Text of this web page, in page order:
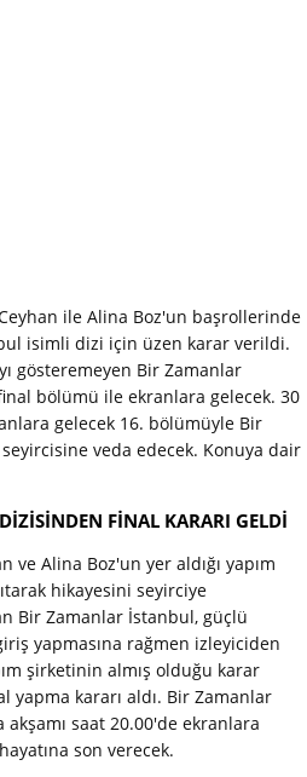
ile Alina Boz'un başrollerinde
isimli dizi için üzen karar verildi.
gösteremeyen Bir Zamanlar
bölümü ile ekranlara gelecek. 30
gelecek 16. bölümüyle Bir
veda edecek. Konuya dair
FİNAL KARARI GELDİ
ve Alina Boz'un yer aldığı yapım
hikayesini seyirciye
Bir Zamanlar İstanbul, güçlü
yapmasına rağmen izleyiciden
şirketinin almış olduğu karar
kararı aldı. Bir Zamanlar
akşamı saat 20.00'de ekranlara
son verecek.